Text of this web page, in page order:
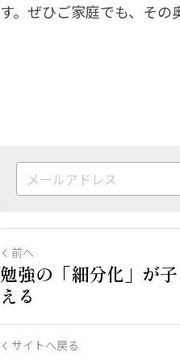
す。ぜひご家庭でも、その
前へ
勉強の「細分化」が
える
サイトへ戻る